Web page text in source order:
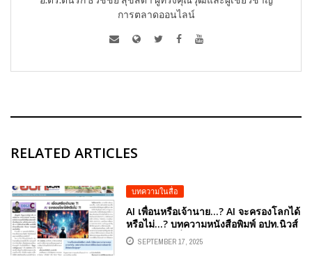
การตลาดออนไลน์
RELATED ARTICLES
บทความในสื่อ
AI เพื่อนหรือเจ้านาย…? AI จะครองโลกได้
หรือไม่…? บทความหนังสือพิมพ์ อปท.นิวส์
รายปักษ์ วันที่ 16-30 กันยายน 2568 โดย
คอลัมนีสต์ อ.ดร.ต้นรัก ธวัชชัย สุขสีดา ที่
SEPTEMBER 17, 2025